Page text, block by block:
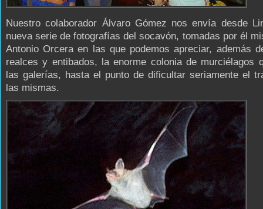
Nuestro colaborador Álvaro Gómez nos envía desde
nueva serie de fotografías del socavón, tomadas por él
Antonio Orcera en las que podemos apreciar, además
realces y entibados, la enorme colonia de murciélagos
las galerías, hasta el punto de dificultar seriamente el
las mismas.